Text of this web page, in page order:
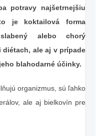
potravy najšetrnejšiu
je koktailová forma
alebo chorý
ale aj v prípade
blahodarné účinky.
organizmus, sú ľahko
ale aj bielkovín pre